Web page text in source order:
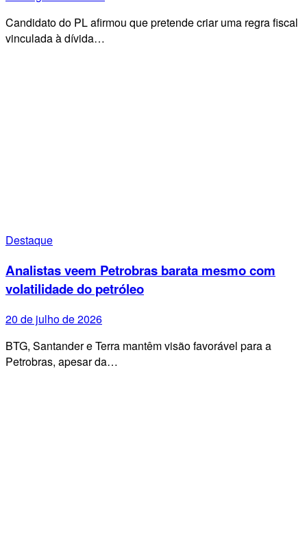
Candidato do PL afirmou que pretende criar uma regra fiscal
vinculada à dívida…
Destaque
Analistas veem Petrobras barata mesmo com
volatilidade do petróleo
20 de julho de 2026
BTG, Santander e Terra mantêm visão favorável para a
Petrobras, apesar da…